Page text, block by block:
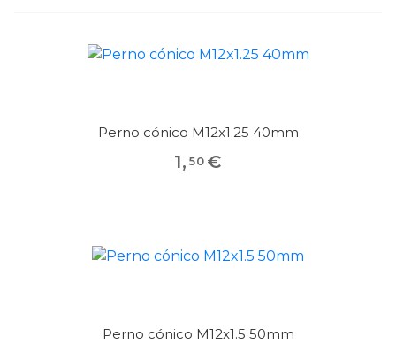
Perno cónico M12x1.25 40mm
1, 50 €
Perno cónico M12x1.5 50mm